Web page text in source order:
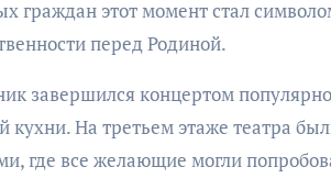
граждан этот момент стал
перед Родиной.
завершился концертом
кухни. На третьем этаже театра
где все желающие могли